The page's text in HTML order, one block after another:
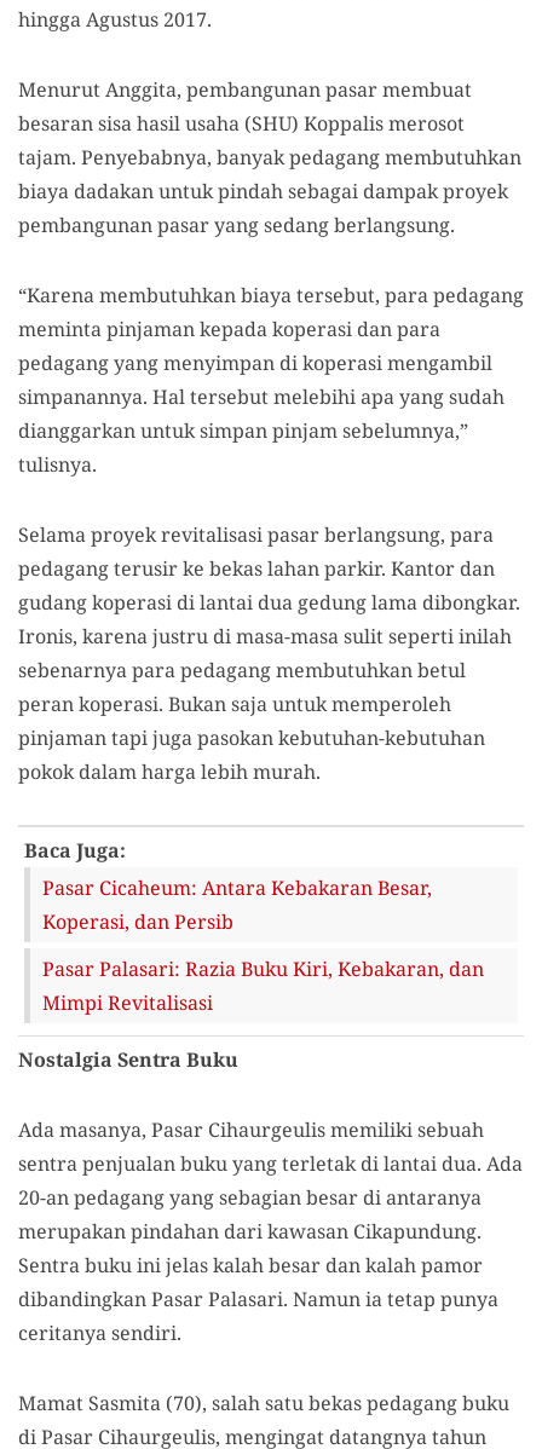
hingga Agustus 2017.
Menurut Anggita, pembangunan pasar membuat
besaran sisa hasil usaha (SHU) Koppalis merosot
tajam. Penyebabnya, banyak pedagang membutuhkan
biaya dadakan untuk pindah sebagai dampak proyek
pembangunan pasar yang sedang berlangsung.
“Karena membutuhkan biaya tersebut, para pedagang
meminta pinjaman kepada koperasi dan para
pedagang yang menyimpan di koperasi mengambil
simpanannya. Hal tersebut melebihi apa yang sudah
dianggarkan untuk simpan pinjam sebelumnya,”
tulisnya.
Selama proyek revitalisasi pasar berlangsung, para
pedagang terusir ke bekas lahan parkir. Kantor dan
gudang koperasi di lantai dua gedung lama dibongkar.
Ironis, karena justru di masa-masa sulit seperti inilah
sebenarnya para pedagang membutuhkan betul
peran koperasi. Bukan saja untuk memperoleh
pinjaman tapi juga pasokan kebutuhan-kebutuhan
pokok dalam harga lebih murah.
Baca Juga:
Pasar Cicaheum: Antara Kebakaran Besar,
Koperasi, dan Persib
Pasar Palasari: Razia Buku Kiri, Kebakaran, dan
Mimpi Revitalisasi
Nostalgia Sentra Buku
Ada masanya, Pasar Cihaurgeulis memiliki sebuah
sentra penjualan buku yang terletak di lantai dua. Ada
20-an pedagang yang sebagian besar di antaranya
merupakan pindahan dari kawasan Cikapundung.
Sentra buku ini jelas kalah besar dan kalah pamor
dibandingkan Pasar Palasari. Namun ia tetap punya
ceritanya sendiri.
Mamat Sasmita (70), salah satu bekas pedagang buku
di Pasar Cihaurgeulis, mengingat datangnya tahun